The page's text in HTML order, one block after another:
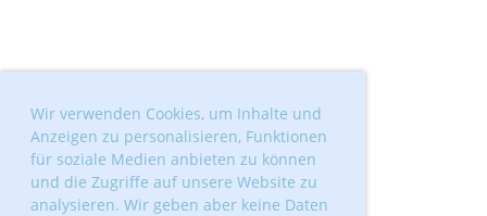
Wir verwenden Cookies, um Inhalte und
Anzeigen zu personalisieren, Funktionen
für soziale Medien anbieten zu können
und die Zugriffe auf unsere Website zu
analysieren. Wir geben aber keine Daten